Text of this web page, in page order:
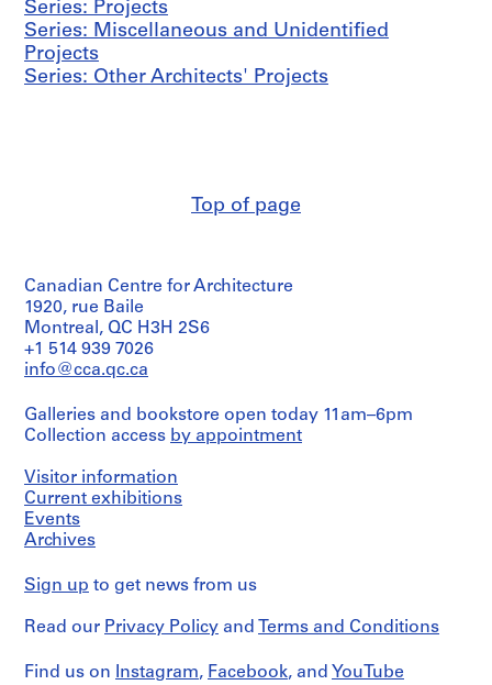
Series: Projects
Series: Miscellaneous and Unidentified
Projects
Series: Other Architects' Projects
Top of page
Canadian Centre for Architecture
1920, rue Baile
Montreal, QC H3H 2S6
+1 514 939 7026
info@cca.qc.ca
Galleries and bookstore open today 11am–6pm
Collection access by appointment
Visitor information
Current exhibitions
Events
Archives
Sign up to get news from us
Read our Privacy Policy and Terms and Conditions
Find us on Instagram, Facebook, and YouTube